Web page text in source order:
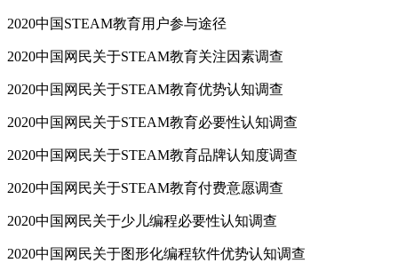
2020中国STEAM教育用户参与途径
2020中国网民关于STEAM教育关注因素调查
2020中国网民关于STEAM教育优势认知调查
2020中国网民关于STEAM教育必要性认知调查
2020中国网民关于STEAM教育品牌认知度调查
2020中国网民关于STEAM教育付费意愿调查
2020中国网民关于少儿编程必要性认知调查
2020中国网民关于图形化编程软件优势认知调查